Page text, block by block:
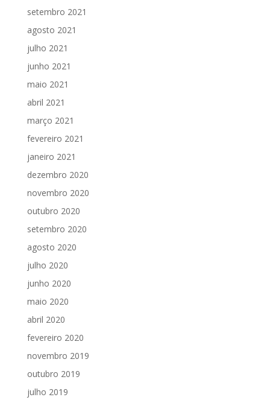
setembro 2021
agosto 2021
julho 2021
junho 2021
maio 2021
abril 2021
março 2021
fevereiro 2021
janeiro 2021
dezembro 2020
novembro 2020
outubro 2020
setembro 2020
agosto 2020
julho 2020
junho 2020
maio 2020
abril 2020
fevereiro 2020
novembro 2019
outubro 2019
julho 2019